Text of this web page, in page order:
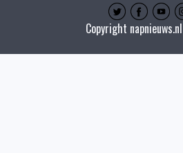
Copyright